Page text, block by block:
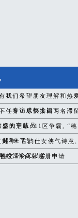
我们希望朋友理解和热
专访成都世运
任务：尽快接回两名滞
空的宇航员
盛大启幕: 11区争霸, “穗
超”来了!
封神! 古韵仕女侠气诗意,
姐清冷又温柔
交3件商标注册申请